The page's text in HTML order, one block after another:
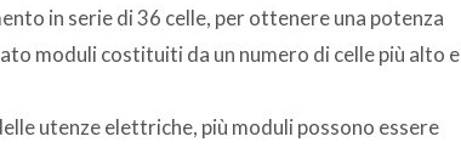
in serie di 36 celle, per ottenere una potenza
moduli costituiti da un numero di celle più alto e
utenze elettriche, più moduli possono essere